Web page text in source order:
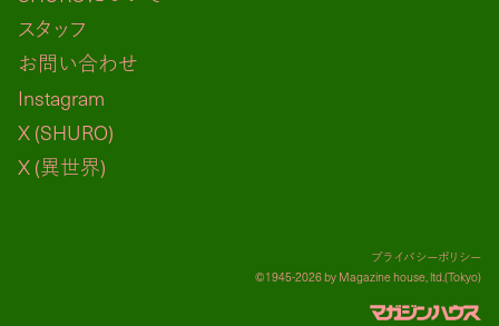
スタッフ
お問い合わせ
Instagram
X (SHURO)
X (異世界)
プライバシーポリシー
©1945-2026 by Magazine house, ltd.(Tokyo)